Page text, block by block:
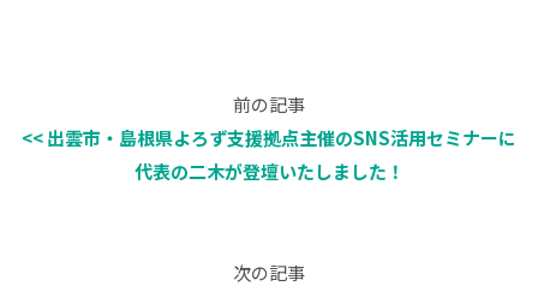
前の記事
<< 出雲市・島根県よろず支援拠点主催のSNS活用セミナーに
代表の二木が登壇いたしました！
次の記事